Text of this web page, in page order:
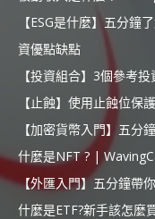
【ESG是什麼】五分鐘
資優點缺點
【投資組合】3個參考
【止蝕】使用止蝕位保
【加密貨幣入門】五
什麼是NFT ? |
【外匯入門】五分鐘帶
什麼是ETF?新手該怎麼